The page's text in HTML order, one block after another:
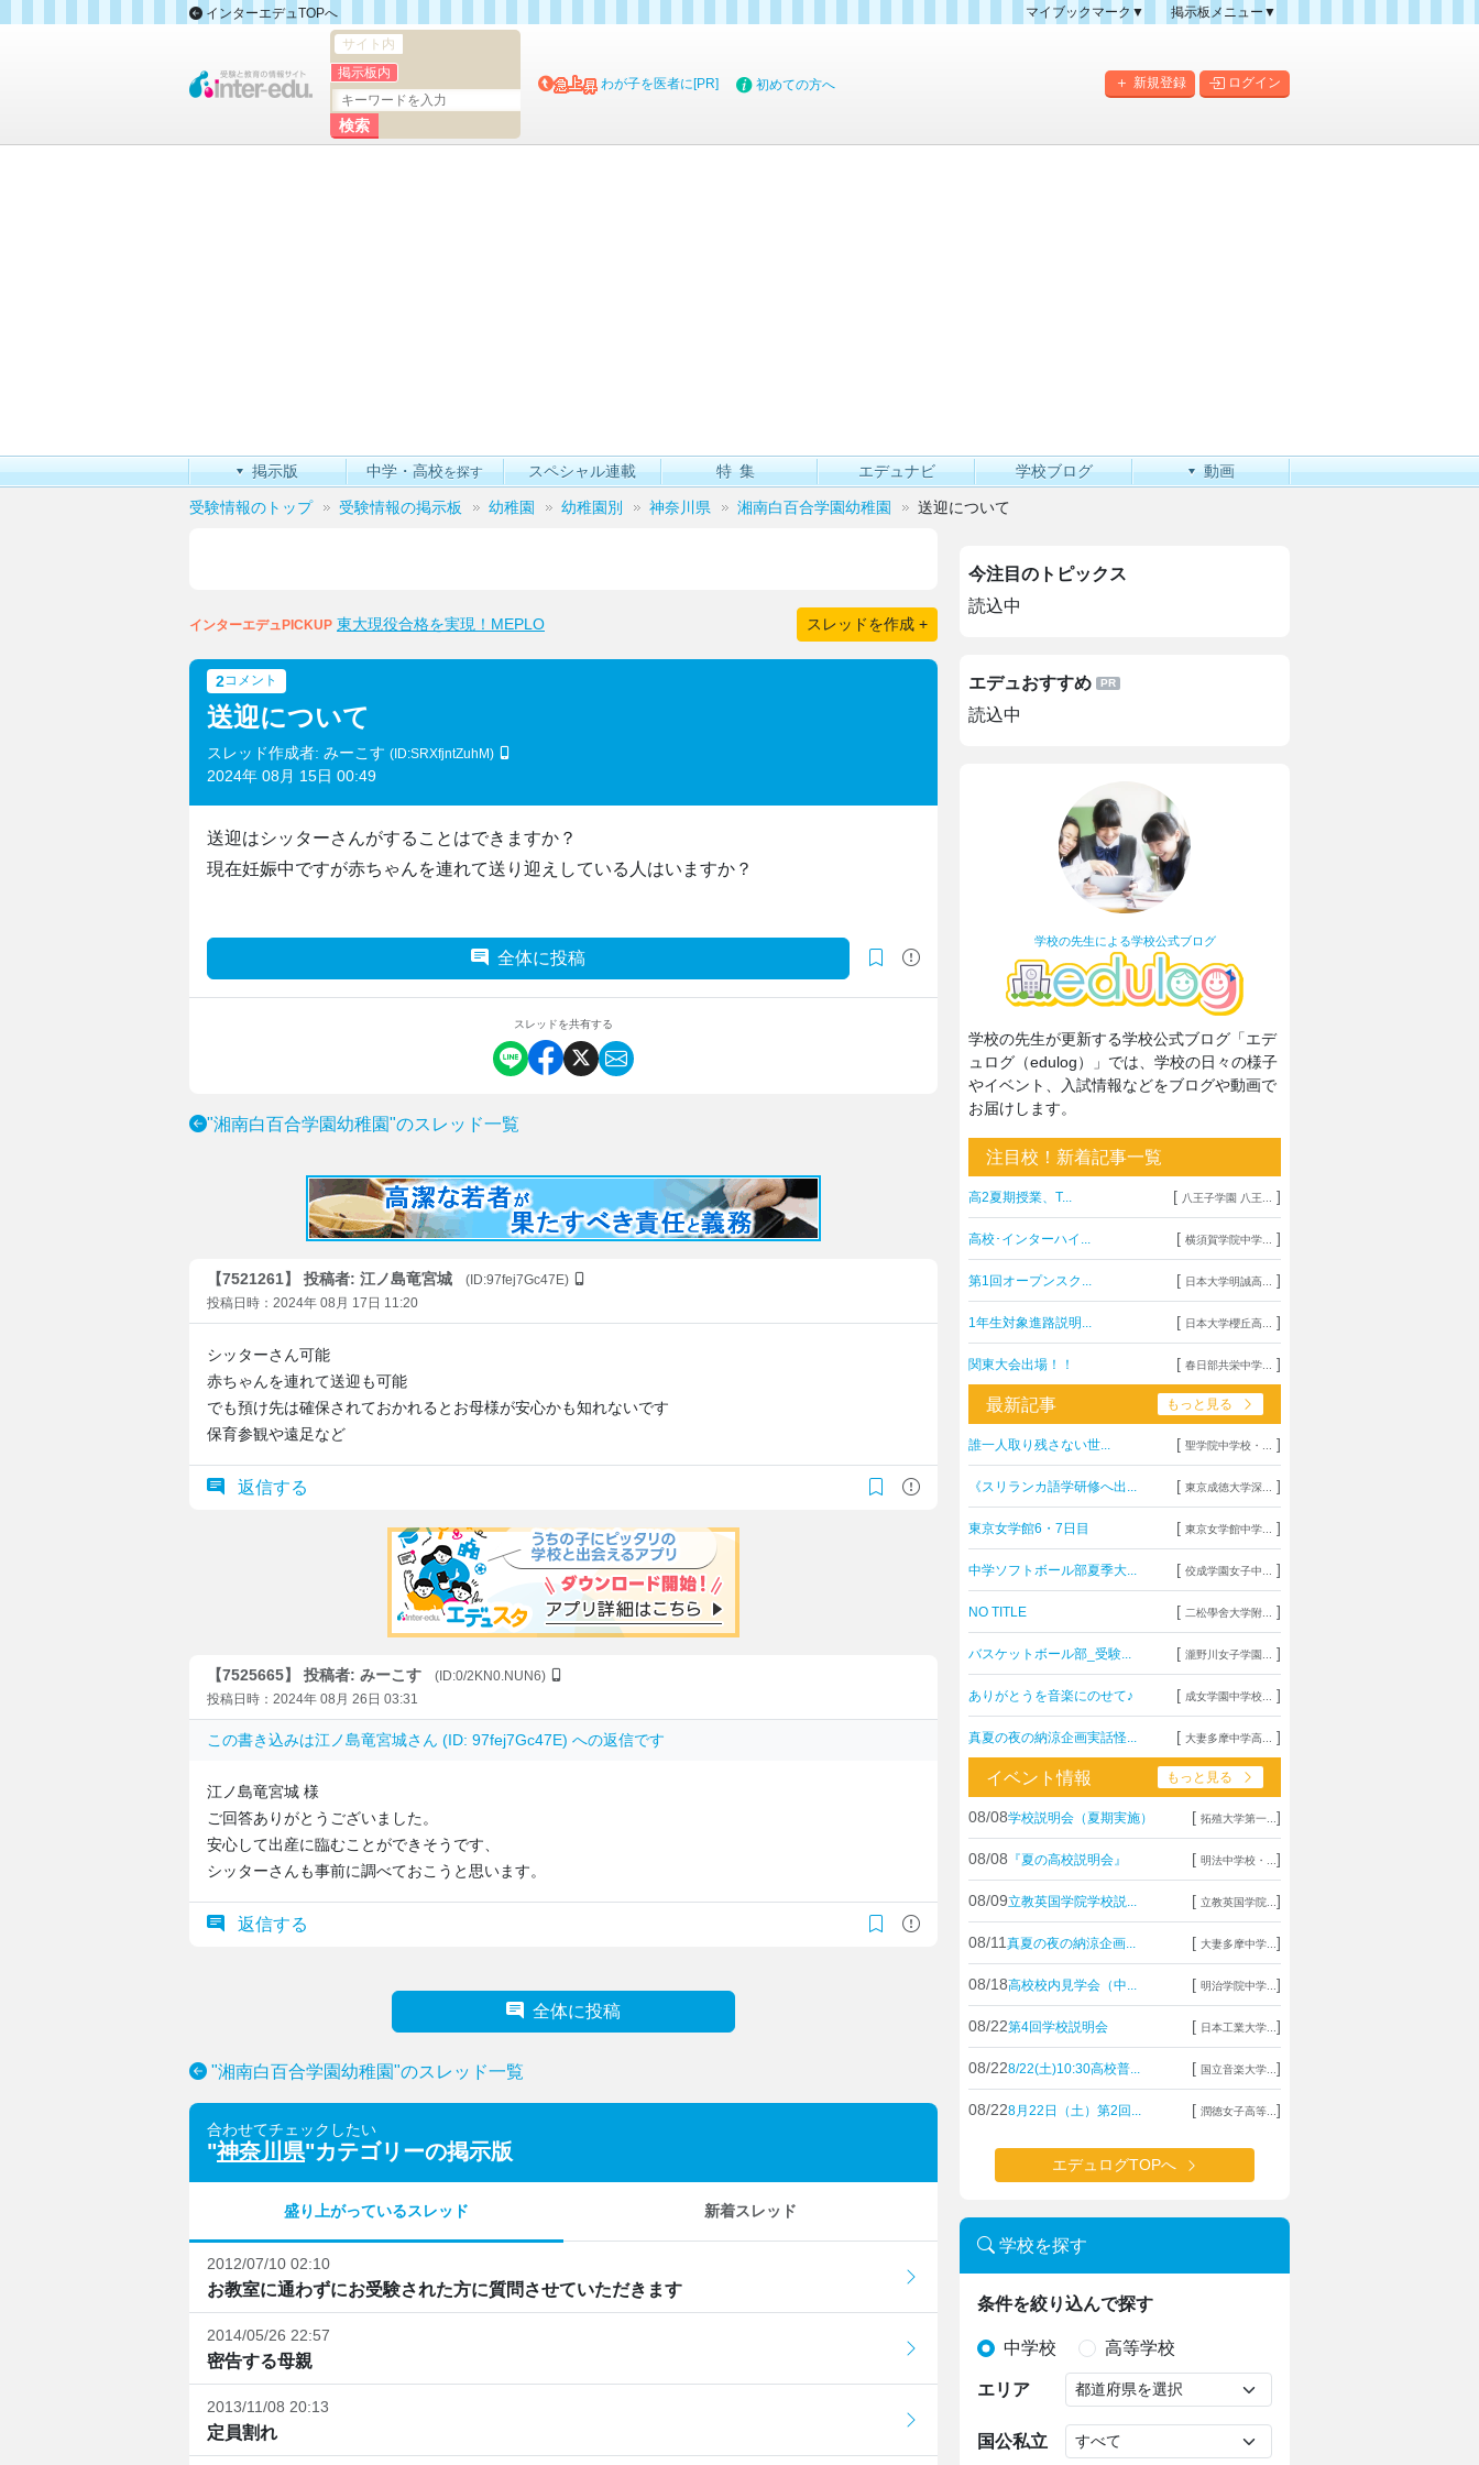
インターエデュTOPへ
マイブックマーク▼
掲示板メニュー▼
掲示板マップ
新規登録 ログイン
サイト内
掲示板内
わが子を医者に[PR] 初めての方へ
掲示版 中学・高校を探す スペシャル連載 特集 エデュナビ 学校ブログ 動画
受験情報のトップ 受験情報の掲示板 幼稚園 幼稚園別 神奈川県 湘南白百合学園幼稚園 送迎について
インターエデュPICKUP 東大現役合格を実現！MEPLO スレッドを作成 +
2コメント
送迎について
スレッド作成者: みーこす (ID:SRXfjntZuhM)
2024年 08月 15日 00:49
送迎はシッターさんがすることはできますか？
現在妊娠中ですが赤ちゃんを連れて送り迎えしている人はいますか？
全体に投稿
スレッドを共有する
"湘南白百合学園幼稚園"のスレッド一覧
【7521261】 投稿者: 江ノ島竜宮城
(ID:97fej7Gc47E)
投稿日時：2024年 08月 17日 11:20
シッターさん可能
赤ちゃんを連れて送迎も可能
でも預け先は確保されておかれるとお母様が安心かも知れないです
保育参観や遠足など
返信する
【7525665】 投稿者: みーこす
(ID:0/2KN0.NUN6)
投稿日時：2024年 08月 26日 03:31
この書き込みは江ノ島竜宮城さん (ID: 97fej7Gc47E) への返信です
江ノ島竜宮城 様
ご回答ありがとうございました。
安心して出産に臨むことができそうです、
シッターさんも事前に調べておこうと思います。
返信する
全体に投稿
"湘南白百合学園幼稚園"のスレッド一覧
合わせてチェックしたい
"神奈川県"カテゴリーの掲示版
盛り上がっているスレッド 新着スレッド
2012/07/10 02:10
お教室に通わずにお受験された方に質問させていただきます
2014/05/26 22:57
密告する母親
2013/11/08 20:13
定員割れ
今注目のトピックス
読込中
エデュおすすめ
読込中
学校の先生による学校公式ブログ
学校の先生が更新する学校公式ブログ「エデ
ュログ（edulog）」では、学校の日々の様子
やイベント、入試情報などをブログや動画で
お届けします。
注目校！新着記事一覧
高2夏期授業、T... [ 八王子学園 八王... ]
高校･インターハイ... [ 横須賀学院中学... ]
第1回オープンスク... [ 日本大学明誠高... ]
1年生対象進路説明... [ 日本大学櫻丘高... ]
関東大会出場！！ [ 春日部共栄中学... ]
最新記事 もっと見る
誰一人取り残さない世... [ 聖学院中学校・... ]
《スリランカ語学研修へ出... [ 東京成徳大学深... ]
東京女学館6・7日目 [ 東京女学館中学... ]
中学ソフトボール部夏季大... [ 佼成学園女子中... ]
NO TITLE [ 二松學舍大学附... ]
バスケットボール部_受験... [ 瀧野川女子学園... ]
ありがとうを音楽にのせて♪ [ 成女学園中学校... ]
真夏の夜の納涼企画実話怪... [ 大妻多摩中学高... ]
イベント情報 もっと見る
08/08学校説明会（夏期実施） [ 拓殖大学第一... ]
08/08 『夏の高校説明会』 [ 明法中学校・... ]
08/09立教英国学院学校説... [ 立教英国学院... ]
08/11 真夏の夜の納涼企画... [ 大妻多摩中学... ]
08/18高校校内見学会（中... [ 明治学院中学... ]
08/22第4回学校説明会 [ 日本工業大学... ]
08/228/22(土)10:30高校普... [ 国立音楽大学... ]
08/228月22日（土）第2回... [ 潤徳女子高等... ]
エデュログTOPへ
学校を探す
条件を絞り込んで探す
中学校 高等学校
エリア
国公私立